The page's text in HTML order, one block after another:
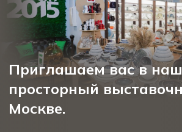
Приглашаем вас в наш
просторный
Москве.